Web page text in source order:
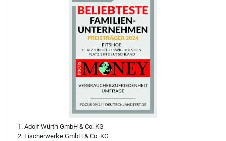
Adolf Würth GmbH & Co. KG
Fischerwerke GmbH & Co. KG